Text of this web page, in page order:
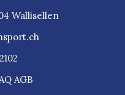
Wallisellen
AGB